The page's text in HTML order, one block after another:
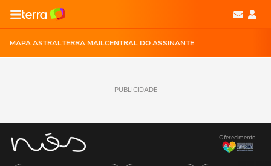
MAPA ASTRALTERRA MAILCENTRAL DO ASSINANTE
PUBLICIDADE
Oferecimento